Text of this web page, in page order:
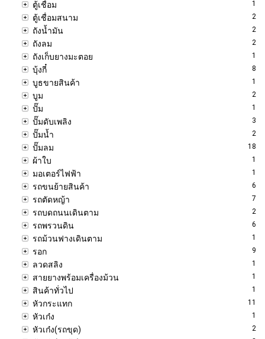
ตู้เชื่อม 1
ตู้เชื่อมสนาม 2
ถังน้ำมัน 2
ถังลม 2
ถังเก็บยางมะตอย 1
บุ้งกี๋ 8
บูธขายสินค้า 1
บูม 2
ปั๊ม 1
ปั๊มดับเพลิง 3
ปั๊มน้ำ 2
ปั๊มลม 18
ผ้าใบ 1
มอเตอร์ไฟฟ้า 1
รถขนย้ายสินค้า 6
รถตัดหญ้า 7
รถบดถนนเดินตาม 2
รถพรวนดิน 6
รถม้วนฟางเดินตาม 1
รอก 9
ลวดสลิง 1
สายยางพร้อมเครื่องม้วน 1
สินค้าทั่วไป 1
หัวกระแทก 11
หัวเก๋ง 1
หัวเก๋ง(รถขุด) 2